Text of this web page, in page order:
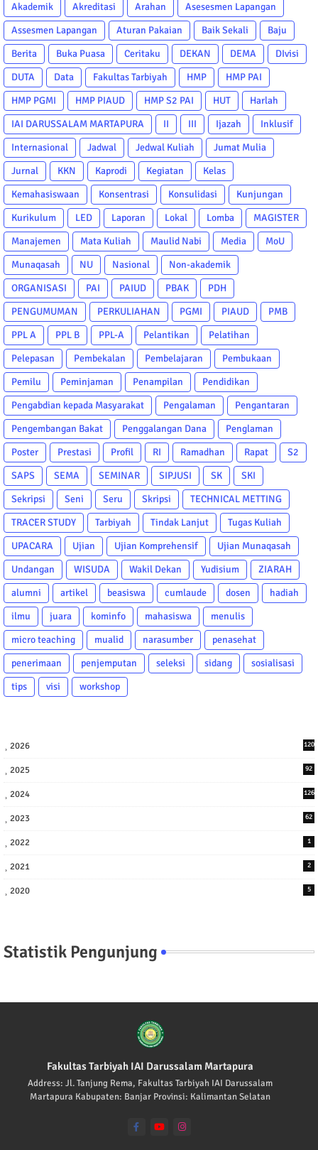
Akademik
Akreditasi Arahan
Asesesmen Lapangan
Assesmen Lapangan
Aturan Pakaian Baik Sekali
Baju
Berita
Buka Puasa Ceritaku DEKAN DEMA
DIvisi
DUTA
Data Fakultas Tarbiyah HMP
HMP PAI
HMP PGMI
HMP PIAUD HMP S2 PAI HUT
Harlah
IAI DARUSSALAM MARTAPURA
II III Ijazah
Inklusif
Internasional
Jadwal Jedwal Kuliah
Jumat Mulia
Jurnal
KKN Kaprodi Kegiatan
Kelas
Kemahasiswaan
Konsentrasi Konsulidasi
Kunjungan
Kurikulum
LED Laporan Lokal Lomba
MAGISTER
Manajemen
Mata Kuliah Maulid Nabi Media
MoU
Munaqasah
NU Nasional
Non-akademik
ORGANISASI
PAI PAIUD PBAK
PDH
PENGUMUMAN
PERKULIAHAN PGMI PIAUD
PMB
PPL A
PPL B PPL-A Pelantikan
Pelatihan
Pelepasan
Pembekalan Pembelajaran
Pembukaan
Pemilu
Peminjaman Penampilan
Pendidikan
Pengabdian kepada Masyarakat
Pengalaman
Pengantaran
Pengembangan Bakat
Penggalangan Dana
Penglaman
Poster
Prestasi Profil RI Ramadhan Rapat
S2
SAPS
SEMA SEMINAR SIPJUSI SK
SKI
Sekripsi
Seni Seru Skripsi
TECHNICAL METTING
TRACER STUDY
Tarbiyah Tindak Lanjut
Tugas Kuliah
UPACARA
Ujian Ujian Komprehensif
Ujian Munaqasah
Undangan
WISUDA Wakil Dekan Yudisium
ZIARAH
alumni
artikel beasiswa cumlaude dosen
hadiah
ilmu
juara kominfo mahasiswa
menulis
micro teaching
mualid narasumber
penasehat
penerimaan
penjemputan seleksi sidang
sosialisasi
tips
visi workshop
2026 120
2025 92
2024 126
2023 62
2022 1
2021 2
2020 5
Statistik Pengunjung
Fakultas Tarbiyah IAI Darussalam Martapura
Address: Jl. Tanjung Rema, Fakultas Tarbiyah IAI Darussalam
Martapura Kabupaten: Banjar Provinsi: Kalimantan Selatan